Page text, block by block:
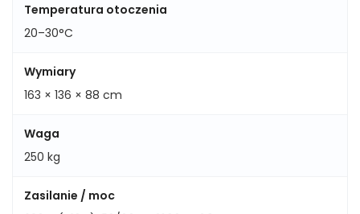
Temperatura otoczenia
20–30°C
Wymiary
163 × 136 × 88 cm
Waga
250 kg
Zasilanie / moc